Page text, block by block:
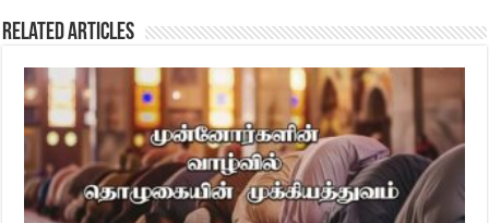
Related Articles